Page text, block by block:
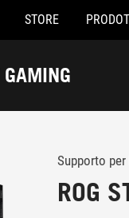
STORE
Supporto
ROG